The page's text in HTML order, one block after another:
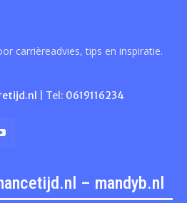
carrièreadvies, tips en inspiratie.
| Tel: 0619116234
– mandyb.nl